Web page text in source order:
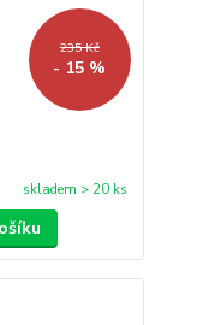
235 Kč
- 15 %
skladem > 20 ks